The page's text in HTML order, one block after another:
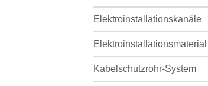
Elektroinstallationskanäle
Elektroinstallationsmaterial
Kabelschutzrohr-System